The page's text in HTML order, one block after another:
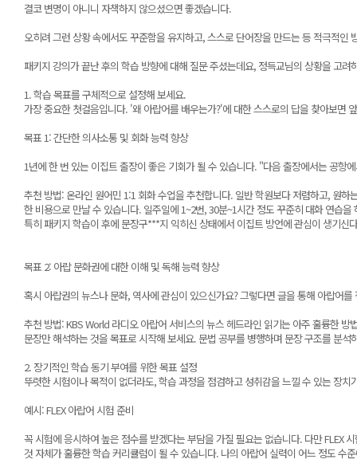
결코 변명이 아니니 자책하지 않으셨으면 좋겠습니다.
오히려 그런 상황 속에서도 꾸준함을 유지하고, 스스로 단어장을 만드는 등 적극적인
패키지 강의가 끝난 후의 학습 방향에 대해 질문 주셨는데요, 정득교님의 상황을 고
1. 학습 목표를 구체적으로 설정해 보세요.
가장 중요한 첫걸음입니다. '왜 아랍어를 배우는가?'에 대한 스스로의 답을 찾아보면
목표 1: 간단한 의사소통 및 회화 능력 향상
1년에 한 번 있는 이집트 출장이 좋은 기회가 될 수 있습니다. "다음 출장에서는 공항
추천 방법: 온라인 원어민 1:1 회화 수업을 추천합니다. 일반 학원보다 저렴하고, 원
한 비용으로 만날 수 있습니다. 일주일에 1~2번, 30분~1시간 정도 꾸준히 대화 연습
특히 패키지 학습이 후에 문장구***지 익히신 상태에서 이집트 방언에 관심이 생기신
목표 2: 아랍 문화권에 대한 이해 및 독해 능력 향상
혹시 아랍권의 뉴스나 문화, 역사에 관심이 있으신가요? 그렇다면 글을 통해 아랍어
추천 방법: KBS World 라디오 아랍어 서비스의 뉴스 헤드라인 읽기는 아주 훌륭한
문장만 해석하는 것을 목표로 시작해 보세요. 문법 공부를 병행하며 문장 구조를 분
2. 장기적인 학습 동기 부여를 위한 목표 설정
뚜렷한 시험이나 목적이 없더라도, 학습 과정을 점검하고 성취감을 느낄 수 있는 장치
예시: FLEX 아랍어 시험 준비
꼭 시험에 응시하여 높은 점수를 받겠다는 부담을 가질 필요는 없습니다. 다만 FLEX
것 자체가 훌륭한 학습 커리큘럼이 될 수 있습니다. 나의 아랍어 실력이 어느 정도 수